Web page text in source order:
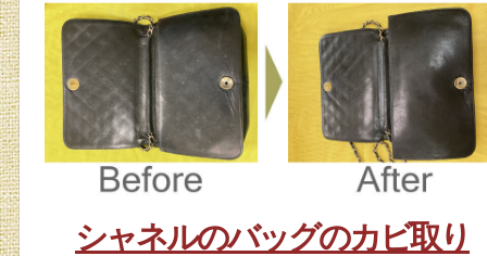
シャネルのバッグのカビ取り